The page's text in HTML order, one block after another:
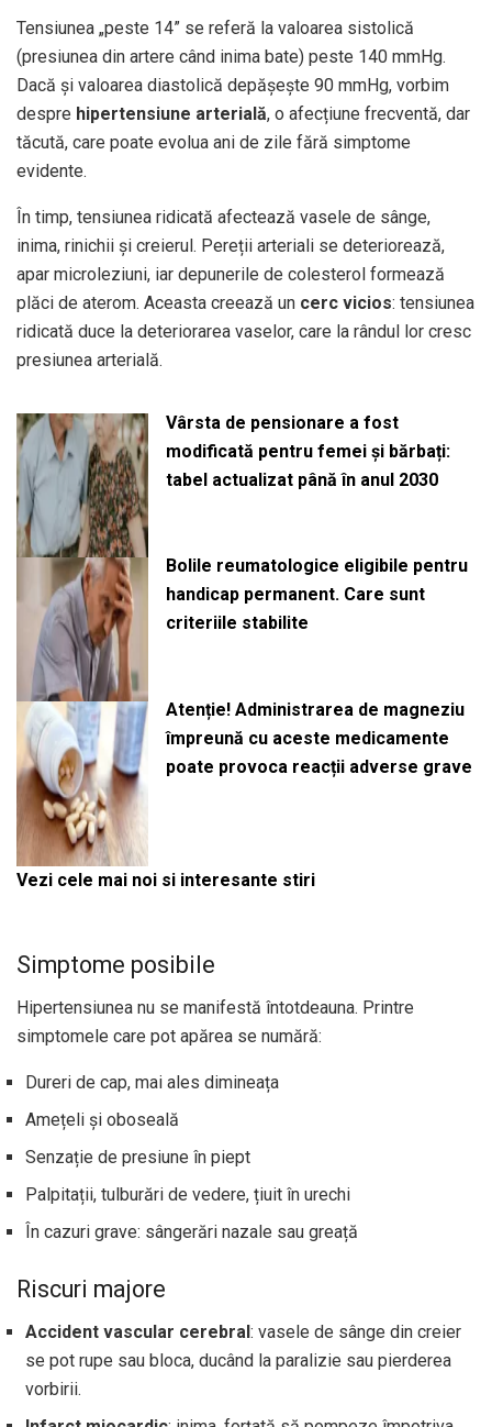
Tensiunea „peste 14” se referă la valoarea sistolică
(presiunea din artere când inima bate) peste 140 mmHg.
Dacă și valoarea diastolică depășește 90 mmHg, vorbim
despre hipertensiune arterială, o afecțiune frecventă, dar
tăcută, care poate evolua ani de zile fără simptome
evidente.
În timp, tensiunea ridicată afectează vasele de sânge,
inima, rinichii și creierul. Pereții arteriali se deteriorează,
apar microleziuni, iar depunerile de colesterol formează
plăci de aterom. Aceasta creează un cerc vicios: tensiunea
ridicată duce la deteriorarea vaselor, care la rândul lor cresc
presiunea arterială.
Vârsta de pensionare a fost
modificată pentru femei și bărbați:
tabel actualizat până în anul 2030
Bolile reumatologice eligibile pentru
handicap permanent. Care sunt
criteriile stabilite
Atenție! Administrarea de magneziu
împreună cu aceste medicamente
poate provoca reacții adverse grave
Vezi cele mai noi si interesante stiri
Simptome posibile
Hipertensiunea nu se manifestă întotdeauna. Printre
simptomele care pot apărea se numără:
Dureri de cap, mai ales dimineața
Amețeli și oboseală
Senzație de presiune în piept
Palpitații, tulburări de vedere, țiuit în urechi
În cazuri grave: sângerări nazale sau greață
Riscuri majore
Accident vascular cerebral: vasele de sânge din creier
se pot rupe sau bloca, ducând la paralizie sau pierderea
vorbirii.